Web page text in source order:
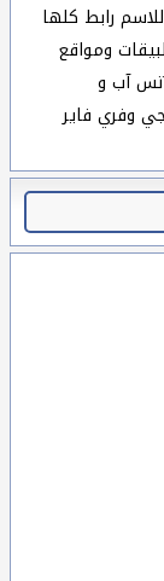
رابط كلها
ومواقع
آب و
وفري فاير